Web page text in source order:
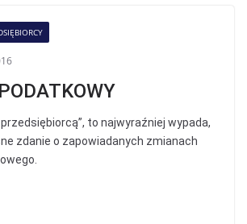
to najwyraźniej wypada,
zdanie o zapowiadanych zmianach